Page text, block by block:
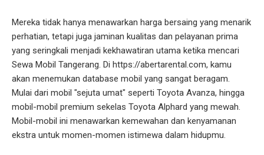
Mereka tidak hanya menawarkan harga bersaing yang menarik
perhatian, tetapi juga jaminan kualitas dan pelayanan prima
yang seringkali menjadi kekhawatiran utama ketika mencari
Sewa Mobil Tangerang. Di https://abertarental.com, kamu
akan menemukan database mobil yang sangat beragam.
Mulai dari mobil "sejuta umat" seperti Toyota Avanza, hingga
mobil-mobil premium sekelas Toyota Alphard yang mewah.
Mobil-mobil ini menawarkan kemewahan dan kenyamanan
ekstra untuk momen-momen istimewa dalam hidupmu.